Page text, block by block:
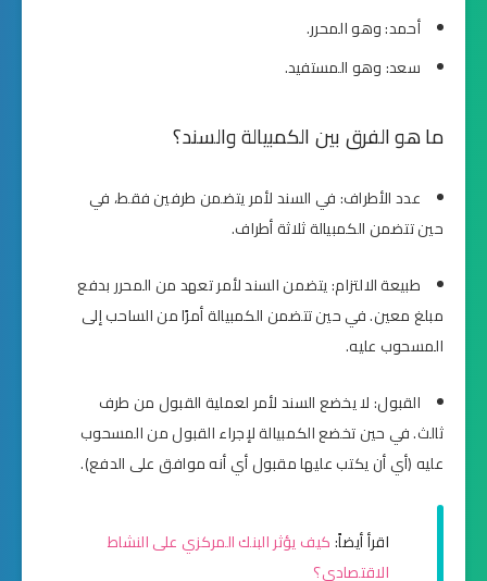
أحمد: وهو المحرر.
سعد: وهو المستفيد.
ما هو الفرق بين الكمبيالة والسند؟
عدد الأطراف: في السند لأمر يتضمن طرفين فقط، في
حين تتضمن الكمبيالة ثلاثة أطراف.
طبيعة الالتزام: يتضمن السند لأمر تعهد من المحرر بدفع
مبلغ معين. في حين تتضمن الكمبيالة أمرًا من الساحب إلى
المسحوب عليه.
القبول: لا يخضع السند لأمر لعملية القبول من طرف
ثالث. في حين تخضع الكمبيالة لإجراء القبول من المسحوب
عليه (أي أن يكتب عليها مقبول أي أنه موافق على الدفع).
اقرأ أيضاً:كيف يؤثر البنك المركزي على النشاط
الاقتصادي؟